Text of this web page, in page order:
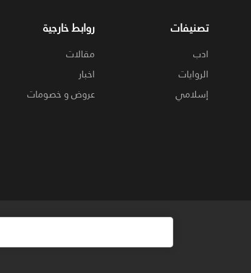
تصنيفات
ادب
الروايات
إسلامي
روابط خارجية
مقالات
اخبار
عروض و خصومات